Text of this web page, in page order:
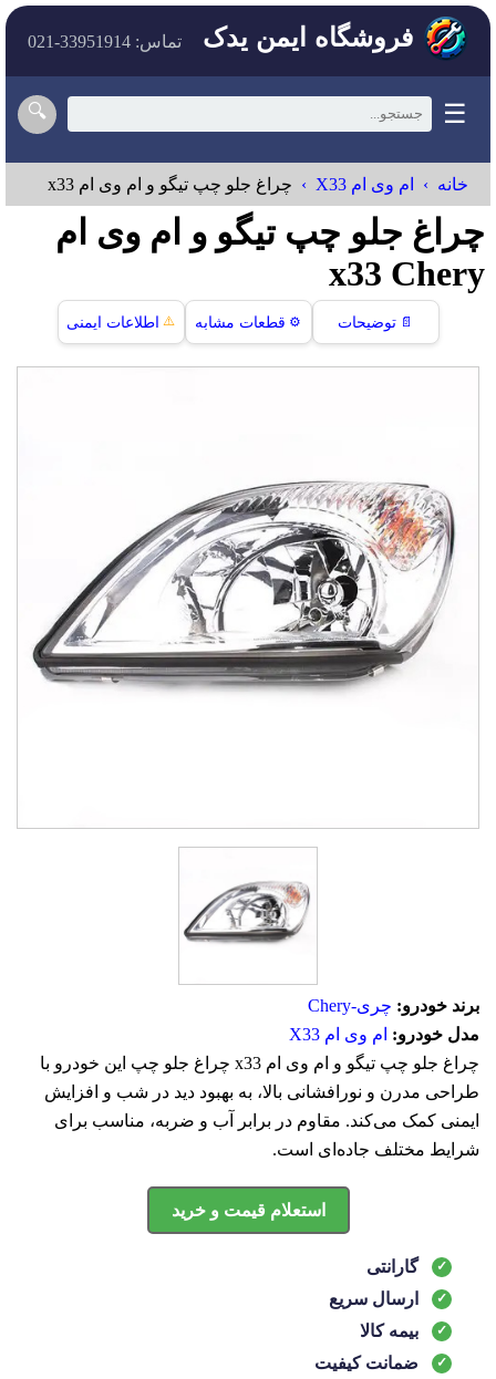
فروشگاه ایمن یدک تماس: 33951914-021
☰
🔍
خانه ام وی ام X33 چراغ جلو چپ تیگو و ام وی ام x33
چراغ جلو چپ تیگو و ام وی ام
x33 Chery
📄 توضیحات ⚙️ قطعات مشابه ⚠️ اطلاعات ایمنی
برند خودرو: چری-Chery
مدل خودرو: ام وی ام X33
چراغ جلو چپ تیگو و ام وی ام x33 چراغ جلو چپ این خودرو با
طراحی مدرن و نورافشانی بالا، به بهبود دید در شب و افزایش
ایمنی کمک می‌کند. مقاوم در برابر آب و ضربه، مناسب برای
شرایط مختلف جاده‌ای است.
استعلام قیمت و خرید
گارانتی
ارسال سریع
بیمه کالا
ضمانت کیفیت